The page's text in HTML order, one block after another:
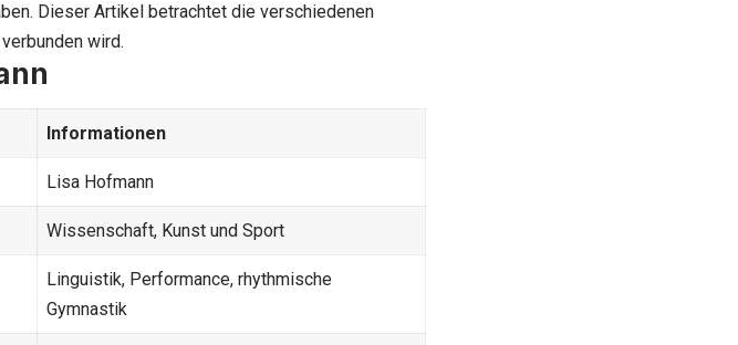
Dieser Artikel betrachtet die verschiedenen
wird.
Informationen
Lisa Hofmann
Wissenschaft, Kunst und Sport
Linguistik, Performance, rhythmische
Gymnastik